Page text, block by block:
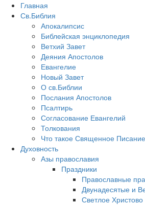
Главная
Св.Библия
Апокалипсис
Библейская энциклопедия
Ветхий Завет
Деяния Апостолов
Евангелие
Новый Завет
О св.Библии
Послания Апостолов
Псалтирь
Согласование Евангелий
Толкования
Что такое Священное Писание
Духовность
Азы православия
Праздники
Православные
Двунадесятые и
Светлое